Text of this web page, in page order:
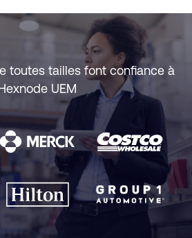
toutes tailles font confiance à
UEM